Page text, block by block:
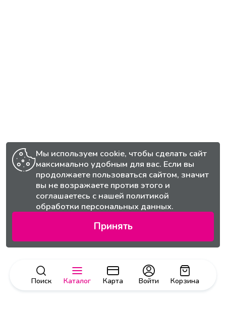
Поиск Каталог Карта Корзина
Войти
Мы используем cookie, чтобы сделать сайт
максимально удобным для вас. Если вы
продолжаете пользоваться сайтом, значит
вы не возражаете против этого и
соглашаетесь с нашей политикой
обработки персональных данных.
Принять